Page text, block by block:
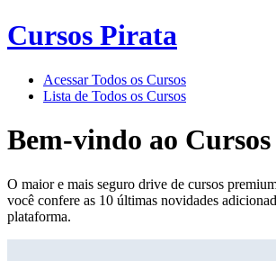
Cursos Pirata
Acessar Todos os Cursos
Lista de Todos os Cursos
Bem-vindo ao
O maior e mais seguro drive de cursos
você confere as 10 últimas novidades
plataforma.